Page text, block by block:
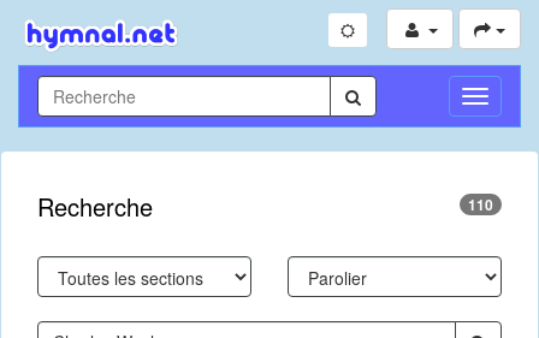
Toggle
Recherche 110